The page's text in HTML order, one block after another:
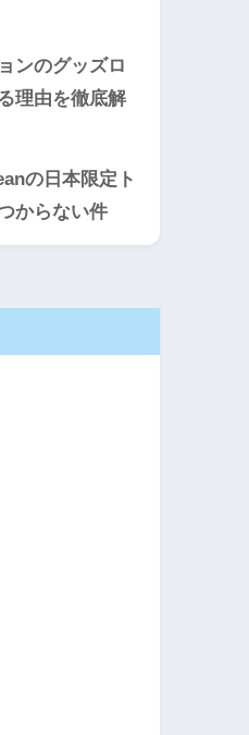
ンのグッズロ
理由を徹底解
の日本限定ト
からない件